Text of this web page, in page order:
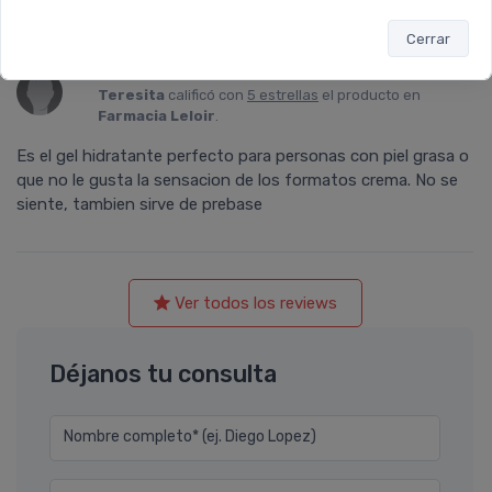
Cerrar
Teresita calificó con 5 estrellas el producto en
Farmacia Leloir.
Es el gel hidratante perfecto para personas con piel grasa o
que no le gusta la sensacion de los formatos crema. No se
siente, tambien sirve de prebase
Ver todos los reviews
Déjanos tu consulta
Nombre completo* (ej. Diego Lopez)